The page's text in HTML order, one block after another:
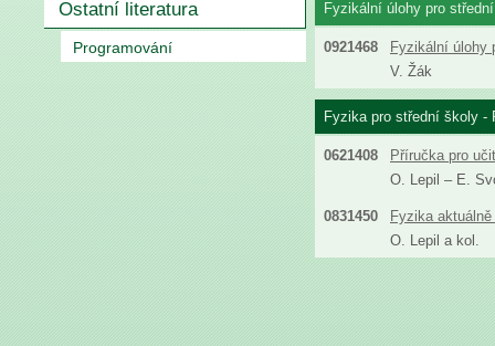
Ostatní literatura
Programování
Fyzikální úlohy pro
0921468
Fyzikální úlohy
V. Žák
Fyzika pro střední školy -
0621408
Příručka pro
O. Lepil – E.
0831450
Fyzika
O. Lepil a kol.